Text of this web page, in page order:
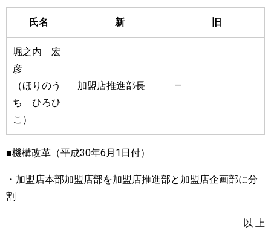
氏名 新 旧
堀之内 宏
彦
（ほりのう
ち ひろひ
こ）
加盟店推進部長 ―
■機構改革（平成30年6月1日付）
・加盟店本部加盟店部を加盟店推進部と加盟店企画部に分
割
以 上